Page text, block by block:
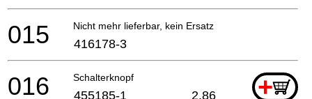
Nicht mehr lieferbar, kein Ersatz
015 416178-3
Schalterknopf +
016 455185-1 2.86